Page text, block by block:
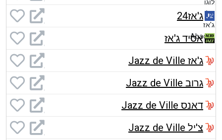
ג'אז24
אסיד ג'אז
ג'אז Jazz de Ville
גרוב Jazz de Ville
דאנס Jazz de Ville
צ'יל Jazz de Ville